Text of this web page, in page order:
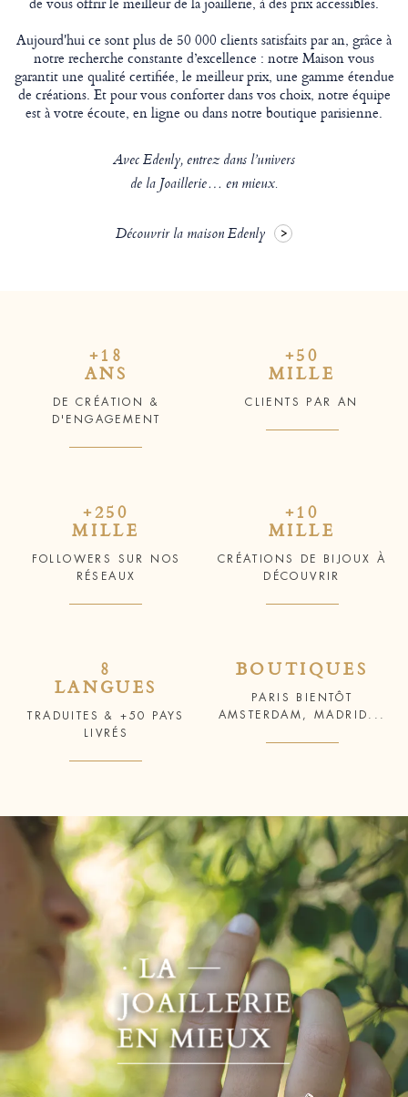
Aujourd'hui ce sont plus de 50 000 clients satisfaits par an, grâce à
notre recherche constante d’excellence : notre Maison vous
garantit une qualité certifiée, le meilleur prix, une gamme étendue
de créations. Et pour vous conforter dans vos choix, notre équipe
est à votre écoute, en ligne ou dans notre boutique parisienne.
Avec Edenly, entrez dans l’univers
de la Joaillerie… en mieux.
Découvrir la maison Edenly
+18
ANS
DE CRÉATION &
D'ENGAGEMENT
+50
MILLE
CLIENTS PAR AN
+250
MILLE
FOLLOWERS SUR NOS
RÉSEAUX
+10
MILLE
CRÉATIONS DE BIJOUX À
DÉCOUVRIR
8
LANGUES
TRADUITES & +50 PAYS
LIVRÉS
BOUTIQUES
PARIS BIENTÔT
AMSTERDAM, MADRID...